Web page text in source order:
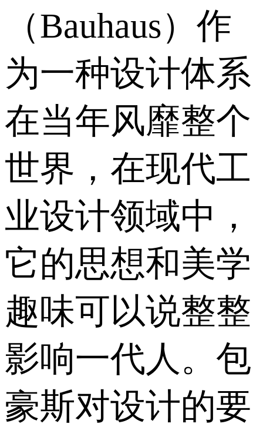
（Bauhaus）作
为一种设计体系
在当年风靡整个
世界，在现代工
业设计领域中，
它的思想和美学
趣味可以说整整
影响一代人。包
豪斯对设计的要